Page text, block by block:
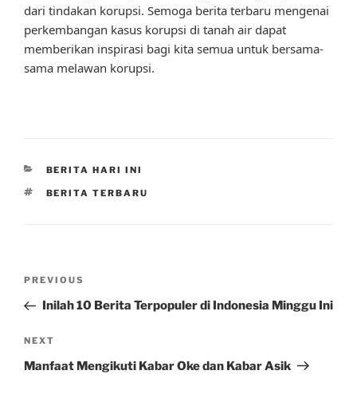
dari tindakan korupsi. Semoga berita terbaru mengenai
perkembangan kasus korupsi di tanah air dapat
memberikan inspirasi bagi kita semua untuk bersama-
sama melawan korupsi.
CATEGORIES
BERITA HARI INI
TAGS
BERITA TERBARU
Previous
Post
PREVIOUS
Inilah 10 Berita Terpopuler di Indonesia Minggu Ini
Next
Post
NEXT
Manfaat Mengikuti Kabar Oke dan Kabar Asik